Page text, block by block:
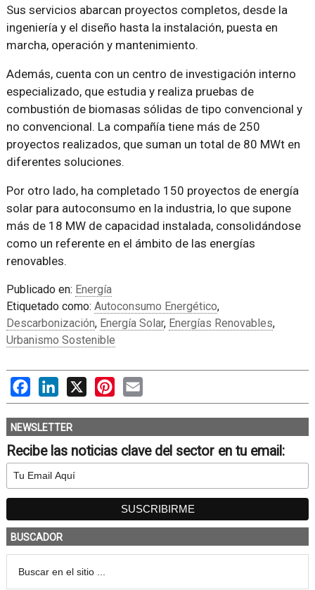
Sus servicios abarcan proyectos completos, desde la
ingeniería y el diseño hasta la instalación, puesta en
marcha, operación y mantenimiento.
Además, cuenta con un centro de investigación interno
especializado, que estudia y realiza pruebas de
combustión de biomasas sólidas de tipo convencional y
no convencional. La compañía tiene más de 250
proyectos realizados, que suman un total de 80 MWt en
diferentes soluciones.
Por otro lado, ha completado 150 proyectos de energía
solar para autoconsumo en la industria, lo que supone
más de 18 MW de capacidad instalada, consolidándose
como un referente en el ámbito de las energías
renovables.
Publicado en: Energía
Etiquetado como: Autoconsumo Energético,
Descarbonización, Energía Solar, Energías Renovables,
Urbanismo Sostenible
FacebookLinkedIn
X PinterestEmail
NEWSLETTER
Recibe las noticias clave del sector en tu email:
BUSCADOR